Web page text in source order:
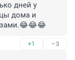
дней у
дома и
+1 –3